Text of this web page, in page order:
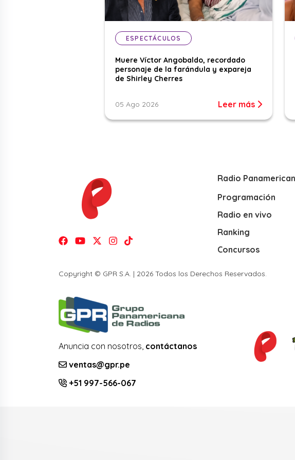
ESPECTÁCULOS
Muere Víctor Angobaldo, recordado
personaje de la farándula y expareja
de Shirley Cherres
05 Ago 2026 Leer más
Radio
Programación
Radio en vivo
Ranking
Concursos
Copyright © GPR S.A. | 2026 Todos los Derechos Reservados.
Anuncia con nosotros, contáctanos
ventas@gpr.pe
+51 997-566-067